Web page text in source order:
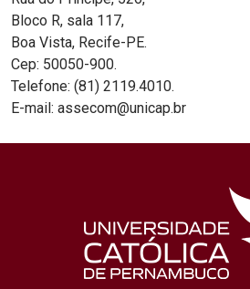
Bloco R, sala 117,
Boa Vista, Recife-PE.
Cep: 50050-900.
Telefone: (81) 2119.4010.
E-mail: assecom@unicap.br